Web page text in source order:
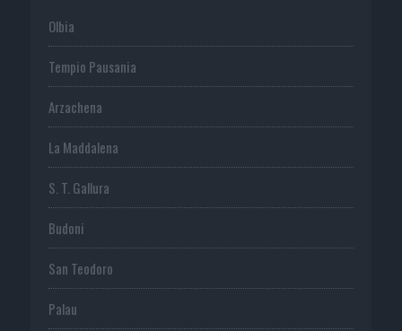
Olbia
Tempio Pausania
Arzachena
La Maddalena
S. T. Gallura
Budoni
San Teodoro
Palau